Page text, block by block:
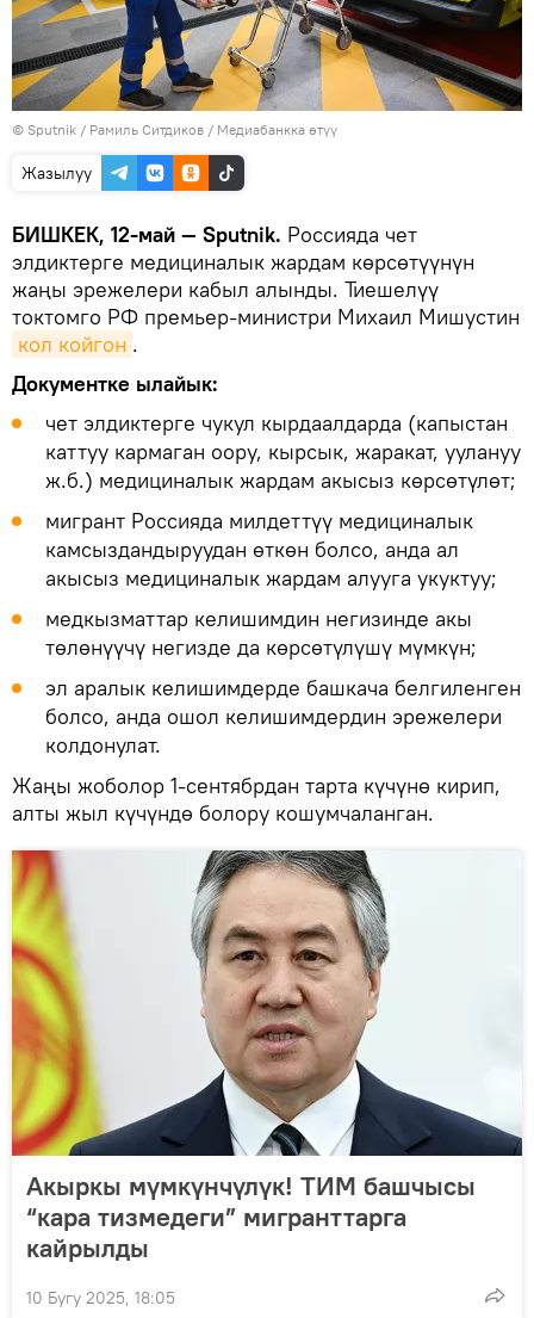
© Sputnik / Рамиль Ситдиков / Медиабанкка өтүү
Жазылуу
БИШКЕК, 12-май — Sputnik. Россияда чет
элдиктерге медициналык жардам көрсөтүүнүн
жаңы эрежелери кабыл алынды. Тиешелүү
токтомго РФ премьер-министри Михаил Мишустин
кол койгон .
Документке ылайык:
чет элдиктерге чукул кырдаалдарда (капыстан
каттуу кармаган оору, кырсык, жаракат, уулануу
ж.б.) медициналык жардам акысыз көрсөтүлөт;
мигрант Россияда милдеттүү медициналык
камсыздандыруудан өткөн болсо, анда ал
акысыз медициналык жардам алууга укуктуу;
медкызматтар келишимдин негизинде акы
төлөнүүчү негизде да көрсөтүлүшү мүмкүн;
эл аралык келишимдерде башкача белгиленген
болсо, анда ошол келишимдердин эрежелери
колдонулат.
Жаңы жоболор 1-сентябрдан тарта күчүнө кирип,
алты жыл күчүндө болору кошумчаланган.
Акыркы мүмкүнчүлүк! ТИМ башчысы
“кара тизмедеги” мигранттарга
кайрылды
10 Бугу 2025, 18:05